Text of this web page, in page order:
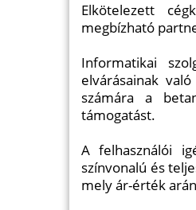
Elkötelezett
megbízható
Informatikai
elvárásainak
számára a
támogatást.
A felhasználói
színvonalú és
mely ár-érték